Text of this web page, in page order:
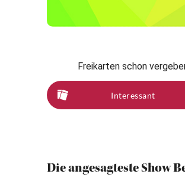
Freikarten schon
Interessant
Die angesagteste Show